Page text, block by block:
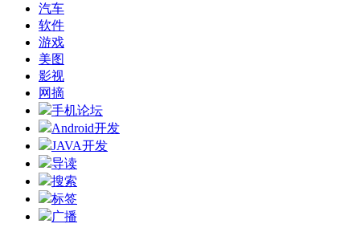
汽车
软件
游戏
美图
影视
网摘
手机论坛
Android开发
JAVA开发
导读
搜索
标签
广播